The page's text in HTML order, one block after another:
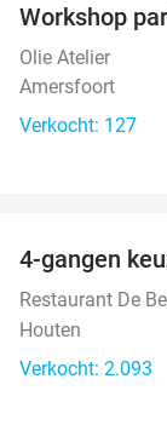
Workshop
Olie Atelier
Amersfoort
Verkocht: 127
4-gangen
Restaurant De
Houten
Verkocht: 2.093